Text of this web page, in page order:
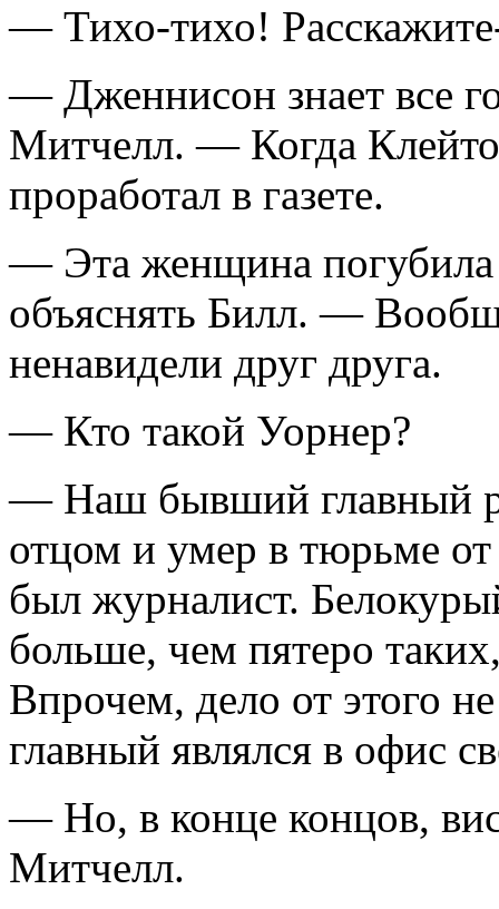
— Тихо-тихо!
— Дженнисон знает все
Митчелл. — Когда
проработал в газете.
— Эта женщина
объяснять Билл. —
ненавидели друг друга.
— Кто такой Уорнер?
— Наш бывший главный
отцом и умер в тюрьме от
был журналист.
больше, чем пятеро
Впрочем, дело от этого
главный являлся в офис
— Но, в конце концов,
Митчелл.